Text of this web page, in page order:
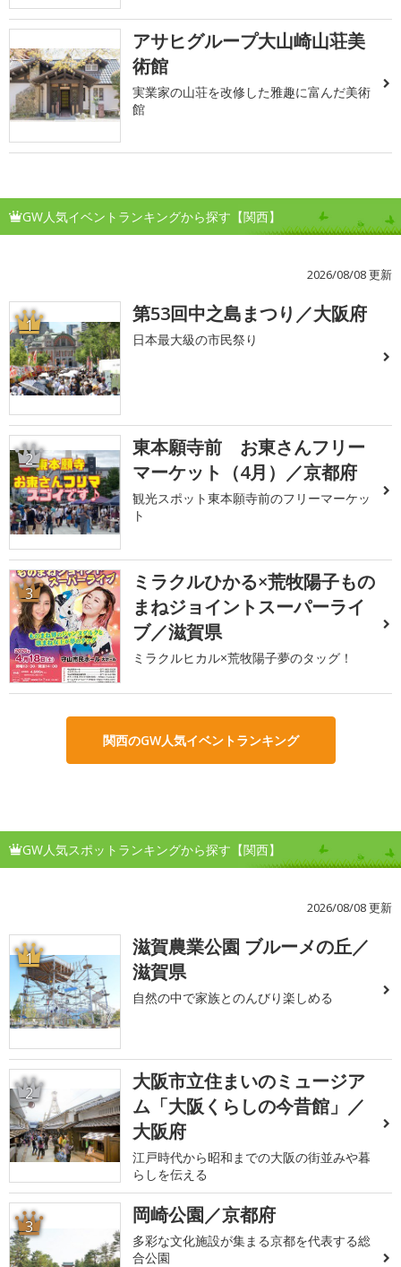
アサヒグループ大山崎山荘美
術館
実業家の山荘を改修した雅趣に富んだ美術
館
GW人気イベントランキングから探す【関西】
2026/08/08 更新
1 第53回中之島まつり／大阪府
日本最大級の市民祭り
2
東本願寺前 お東さんフリー
マーケット（4月）／京都府
観光スポット東本願寺前のフリーマーケッ
ト
3
ミラクルひかる×荒牧陽子もの
まねジョイントスーパーライ
ブ／滋賀県
ミラクルヒカル×荒牧陽子夢のタッグ！
関西のGW人気イベントランキング
GW人気スポットランキングから探す【関西】
2026/08/08 更新
1
滋賀農業公園 ブルーメの丘／
滋賀県
自然の中で家族とのんびり楽しめる
2
大阪市立住まいのミュージア
ム「大阪くらしの今昔館」／
大阪府
江戸時代から昭和までの大阪の街並みや暮
らしを伝える
3 岡崎公園／京都府
多彩な文化施設が集まる京都を代表する総
合公園